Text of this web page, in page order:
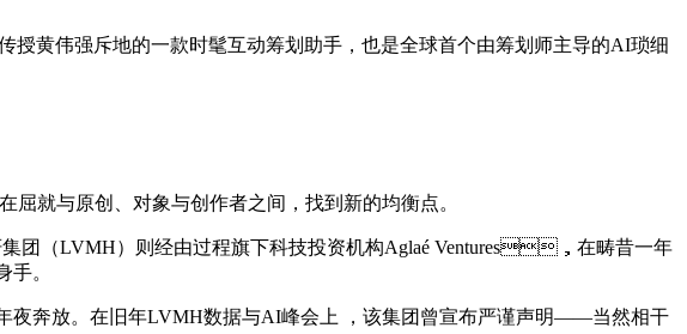
强斥地的一款时髦互动筹划助手，也是全球首个由筹划师主导的AI琐细
与原创、对象与创作者之间，找到新的均衡点。
轩集团（LVMH）则经由过程旗下科技投资机构Aglaé Ventures，在畴昔一年
。
奔放。在旧年LVMH数据与AI峰会上 ，该集团曾宣布严谨声明——当然相干